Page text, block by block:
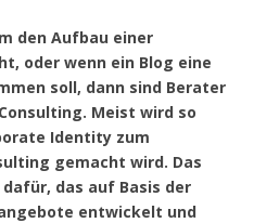
den Aufbau einer
oder wenn ein Blog eine
soll, dann sind Berater
Meist wird so
Identity zum
gemacht wird. Das
das auf Basis der
entwickelt und